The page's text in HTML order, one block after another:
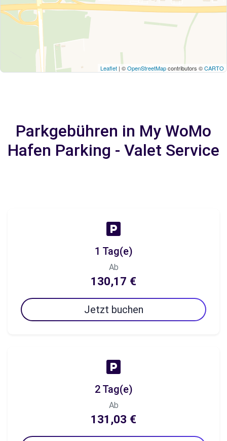
Leaflet | ©OpenStreetMapcontributors ©CARTO
Parkgebühren in My WoMo
Hafen Parking - Valet Service
1 Tag(e)
Ab
130,17 €
Jetzt buchen
2 Tag(e)
Ab
131,03 €